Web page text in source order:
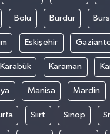
Bolu Burdur
Eskişehir
Karabük Karaman
Manisa Mardin
Siirt Sinop